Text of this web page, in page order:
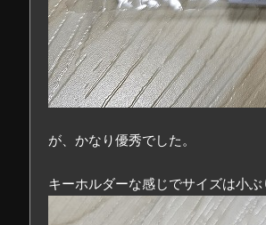
が、かなり優秀でした。
キーホルダーな感じでサイズは小ぶ